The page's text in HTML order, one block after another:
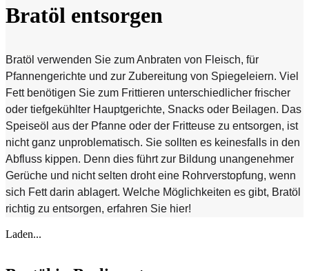
Bratöl entsorgen
Bratöl verwenden Sie zum Anbraten von Fleisch, für
Pfannengerichte und zur Zubereitung von Spiegeleiern. Viel
Fett benötigen Sie zum Frittieren unterschiedlicher frischer
oder tiefgekühlter Hauptgerichte, Snacks oder Beilagen. Das
Speiseöl aus der Pfanne oder der Fritteuse zu entsorgen, ist
nicht ganz unproblematisch. Sie sollten es keinesfalls in den
Abfluss kippen. Denn dies führt zur Bildung unangenehmer
Gerüche und nicht selten droht eine Rohrverstopfung, wenn
sich Fett darin ablagert. Welche Möglichkeiten es gibt, Bratöl
richtig zu entsorgen, erfahren Sie hier!
Laden...